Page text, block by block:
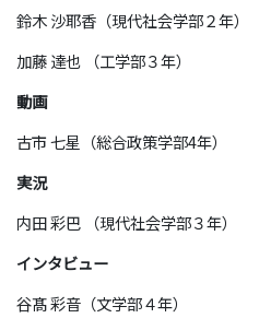
鈴木 沙耶香（現代社会学部２年）
加藤 達也 （工学部３年）
動画
古市 七星（総合政策学部4年）
実況
内田 彩巴 （現代社会学部３年）
インタビュー
谷髙 彩音（文学部４年）